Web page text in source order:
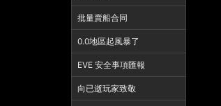
批量賣船合同
0.0地區起風暴了
EVE 安全事項匯報
向已逝玩家致敬